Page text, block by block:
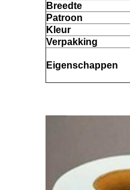
Breedte
Patroon
Kleur
Verpakking
Eigenschappen